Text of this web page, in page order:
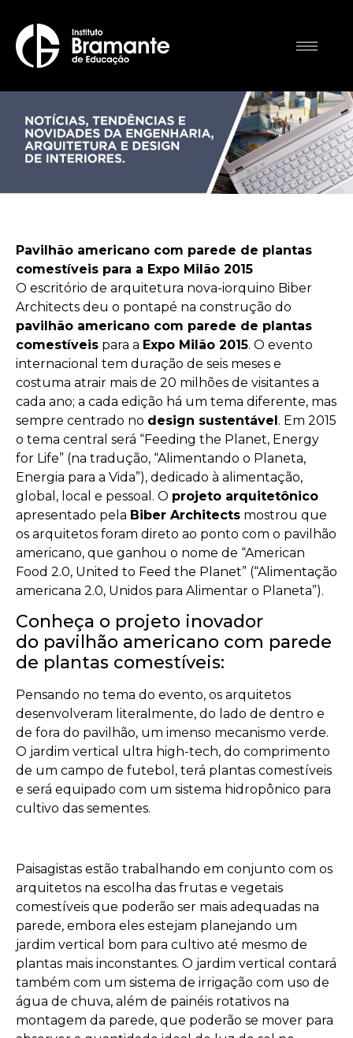
Pavilhão americano com parede de plantas
comestíveis para a Expo Milão 2015
O escritório de arquitetura nova-iorquino Biber
Architects deu o pontapé na construção do
pavilhão americano com parede de plantas
comestíveis para a Expo Milão 2015. O evento
internacional tem duração de seis meses e
costuma atrair mais de 20 milhões de visitantes a
cada ano; a cada edição há um tema diferente, mas
sempre centrado no design sustentável. Em 2015
o tema central será “Feeding the Planet, Energy
for Life” (na tradução, “Alimentando o Planeta,
Energia para a Vida”), dedicado à alimentação,
global, local e pessoal. O projeto arquitetônico
apresentado pela Biber Architects mostrou que
os arquitetos foram direto ao ponto com o pavilhão
americano, que ganhou o nome de “American
Food 2.0, United to Feed the Planet” (“Alimentação
americana 2.0, Unidos para Alimentar o Planeta”).
Conheça o projeto inovador
do pavilhão americano com parede
de plantas comestíveis:
Pensando no tema do evento, os arquitetos
desenvolveram literalmente, do lado de dentro e
de fora do pavilhão, um imenso mecanismo verde.
O jardim vertical ultra high-tech, do comprimento
de um campo de futebol, terá plantas comestíveis
e será equipado com um sistema hidropônico para
cultivo das sementes.
Paisagistas estão trabalhando em conjunto com os
arquitetos na escolha das frutas e vegetais
comestíveis que poderão ser mais adequadas na
parede, embora eles estejam planejando um
jardim vertical bom para cultivo até mesmo de
plantas mais inconstantes. O jardim vertical contará
também com um sistema de irrigação com uso de
água de chuva, além de painéis rotativos na
montagem da parede, que poderão se mover para